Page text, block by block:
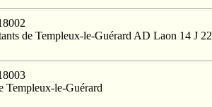
de Templeux-le-Guérard AD Laon 14 J 22
Templeux-le-Guérard